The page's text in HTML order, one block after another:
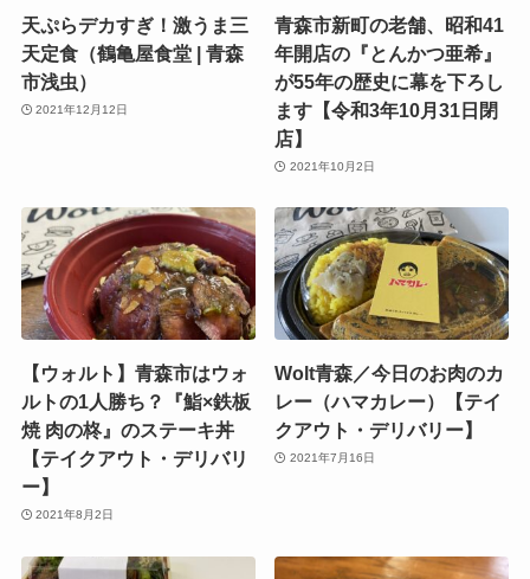
天ぷらデカすぎ！激うま三
天定食（鶴亀屋食堂 | 青森
市浅虫）
2021年12月12日
青森市新町の老舗、昭和41
年開店の『とんかつ亜希』
が55年の歴史に幕を下ろし
ます【令和3年10月31日閉
店】
2021年10月2日
【ウォルト】青森市はウォ
ルトの1人勝ち？『鮨×鉄板
焼 肉の柊』のステーキ丼
【テイクアウト・デリバリ
ー】
2021年8月2日
Wolt青森／今日のお肉のカ
レー（ハマカレー）【テイ
クアウト・デリバリー】
2021年7月16日